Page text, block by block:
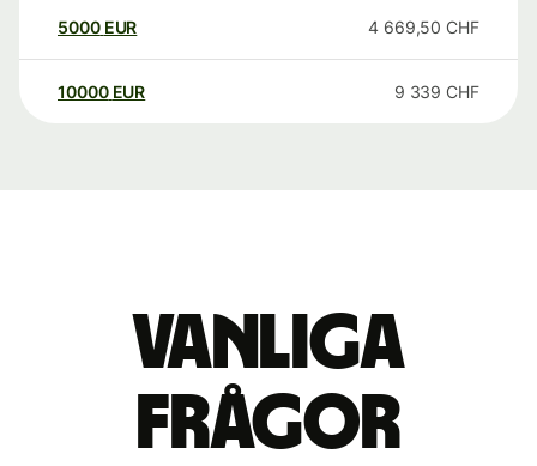
5000 EUR 4 669,50 CHF
10000 EUR 9 339 CHF
Vanliga
frågor